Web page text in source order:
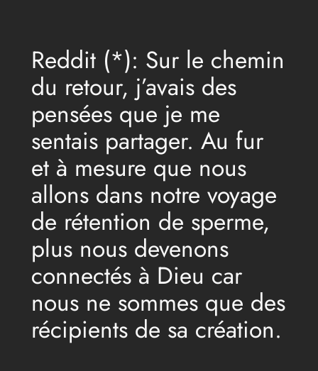
contenuReddit (*): Sur le chemin
du retour, j’avais des
pensées que je me
sentais partager. Au fur
et à mesure que nous
allons dans notre voyage
de rétention de sperme,
plus nous devenons
connectés à Dieu car
nous ne sommes que des
récipients de sa création.